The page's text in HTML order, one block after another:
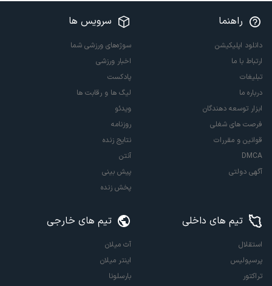
راهنما
دانلود اپلیکیشن
ارتباط با ما
تبلیغات
درباره ما
ابزار توسعه دهندگان
فرصت های شغلی
قوانین و مقررات
DMCA
آگهی دولتی
سرویس ها
سوژه‌های ورزشی شما
اخبار ورزشی
پادکست
لیگ ها و رقابت ها
ویدئو
روزنامه
نتایج زنده
آنتن
پیش بینی
پخش زنده
تیم های داخلی
استقلال
پرسپولیس
تراکتور
تیم های خارجی
آث میلان
اینتر میلان
بارسلونا